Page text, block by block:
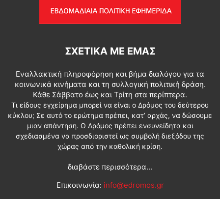
ΣΧΕΤΙΚΆ ΜΕ ΕΜΆΣ
Εναλλακτική πληροφόρηση και βήμα διαλόγου για τα
κοινωνικά κινήματα και τη συλλογική πολιτική δράση.
Κάθε Σάββατο έως και Τρίτη στα περίπτερα.
Τι είδους εγχείρημα μπορεί να είναι ο Δρόμος του δεύτερου
κύκλου; Σε αυτό το ερώτημα πρέπει, κατ’ αρχάς, να δώσουμε
μιαν απάντηση. Ο Δρόμος πρέπει ενσυνείδητα και
σχεδιασμένα να προσδιοριστεί ως συμβολή διεξόδου της
χώρας από την καθολική κρίση.
διαβάστε περισσότερα...
Επικοινωνία: info@edromos.gr